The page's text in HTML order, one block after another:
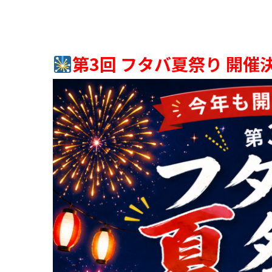
第3回 フタバ夏祭り 開催